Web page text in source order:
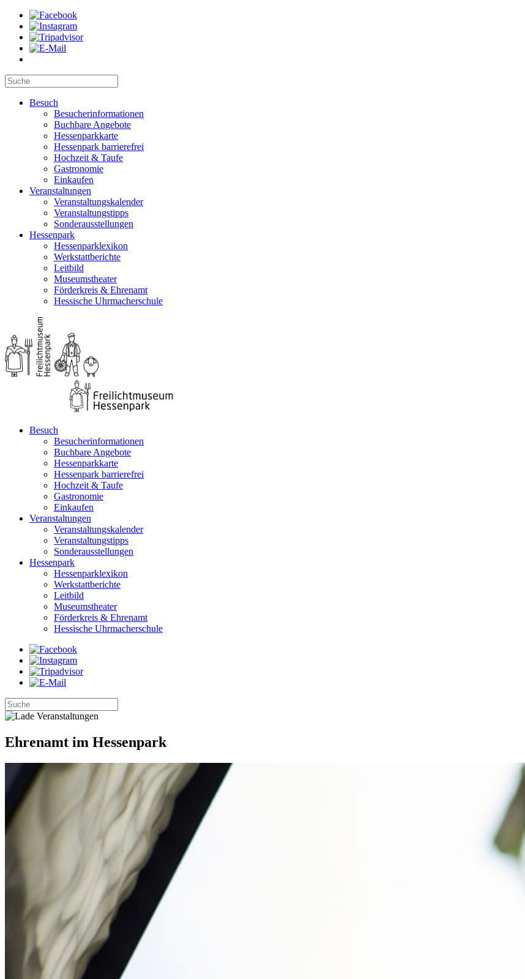
Besuch
Besucherinformationen
Buchbare Angebote
Hessenparkkarte
Hessenpark barrierefrei
Hochzeit & Taufe
Gastronomie
Einkaufen
Veranstaltungen
Veranstaltungskalender
Veranstaltungstipps
Sonderausstellungen
Hessenpark
Hessenparklexikon
Werkstattberichte
Leitbild
Museumstheater
Förderkreis & Ehrenamt
Hessische Uhrmacherschule
Besuch
Besucherinformationen
Buchbare Angebote
Hessenparkkarte
Hessenpark barrierefrei
Hochzeit & Taufe
Gastronomie
Einkaufen
Veranstaltungen
Veranstaltungskalender
Veranstaltungstipps
Sonderausstellungen
Hessenpark
Hessenparklexikon
Werkstattberichte
Leitbild
Museumstheater
Förderkreis & Ehrenamt
Hessische Uhrmacherschule
Ehrenamt im Hessenpark